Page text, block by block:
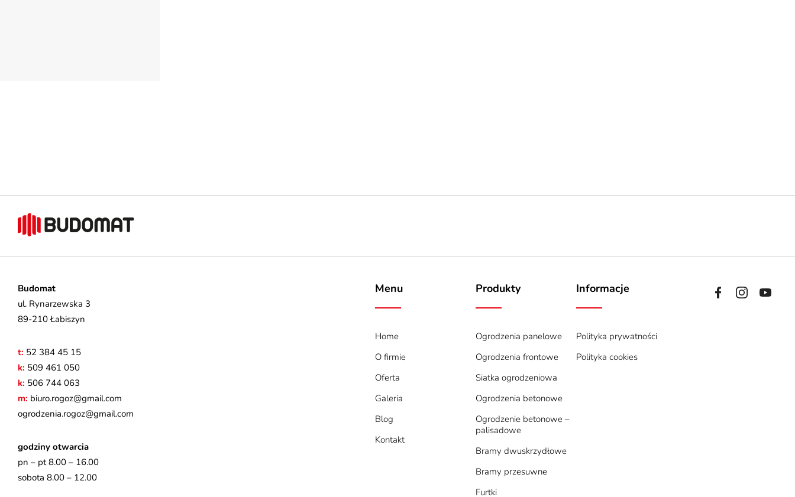
Budomat
ul. Rynarzewska 3
89-210 Łabiszyn
t: 52 384 45 15
k: 509 461 050
k: 506 744 063
m: biuro.rogoz@gmail.com
ogrodzenia.rogoz@gmail.com
godziny otwarcia
pn – pt 8.00 – 16.00
sobota 8.00 – 12.00
Menu
Home
O firmie
Oferta
Galeria
Blog
Kontakt
Produkty
Ogrodzenia panelowe
Ogrodzenia frontowe
Siatka ogrodzeniowa
Ogrodzenia betonowe
Ogrodzenie betonowe –
palisadowe
Bramy dwuskrzydłowe
Bramy przesuwne
Furtki
Informacje
Polityka prywatności
Polityka cookies